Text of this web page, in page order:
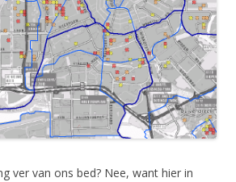
ver van ons bed? Nee, want hier in